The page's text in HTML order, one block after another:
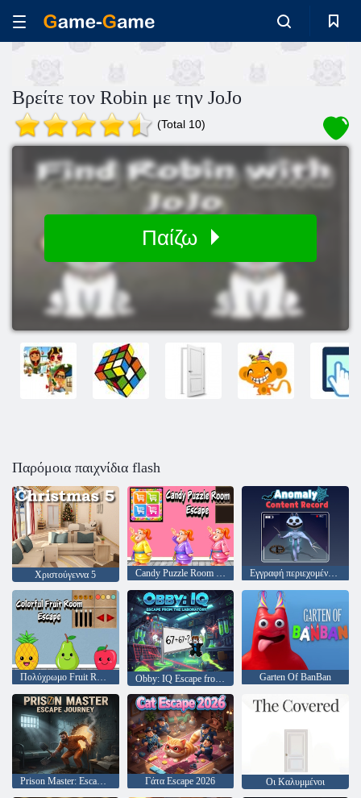
Βρείτε τον Robin με την JoJo
(Total 10)
Παίζω
Παρόμοια παιχνίδια flash
Χριστούγεννα 5 Candy Puzzle Room Escape Εγγραφή περιεχομένου ανωμαλίας
Πολύχρωμο Fruit Room Escape Obby: IQ Escape from the Laboratory Garten Of BanBan
Prison Master: Escape Journey Γάτα Escape 2026 Οι Καλυμμένοι